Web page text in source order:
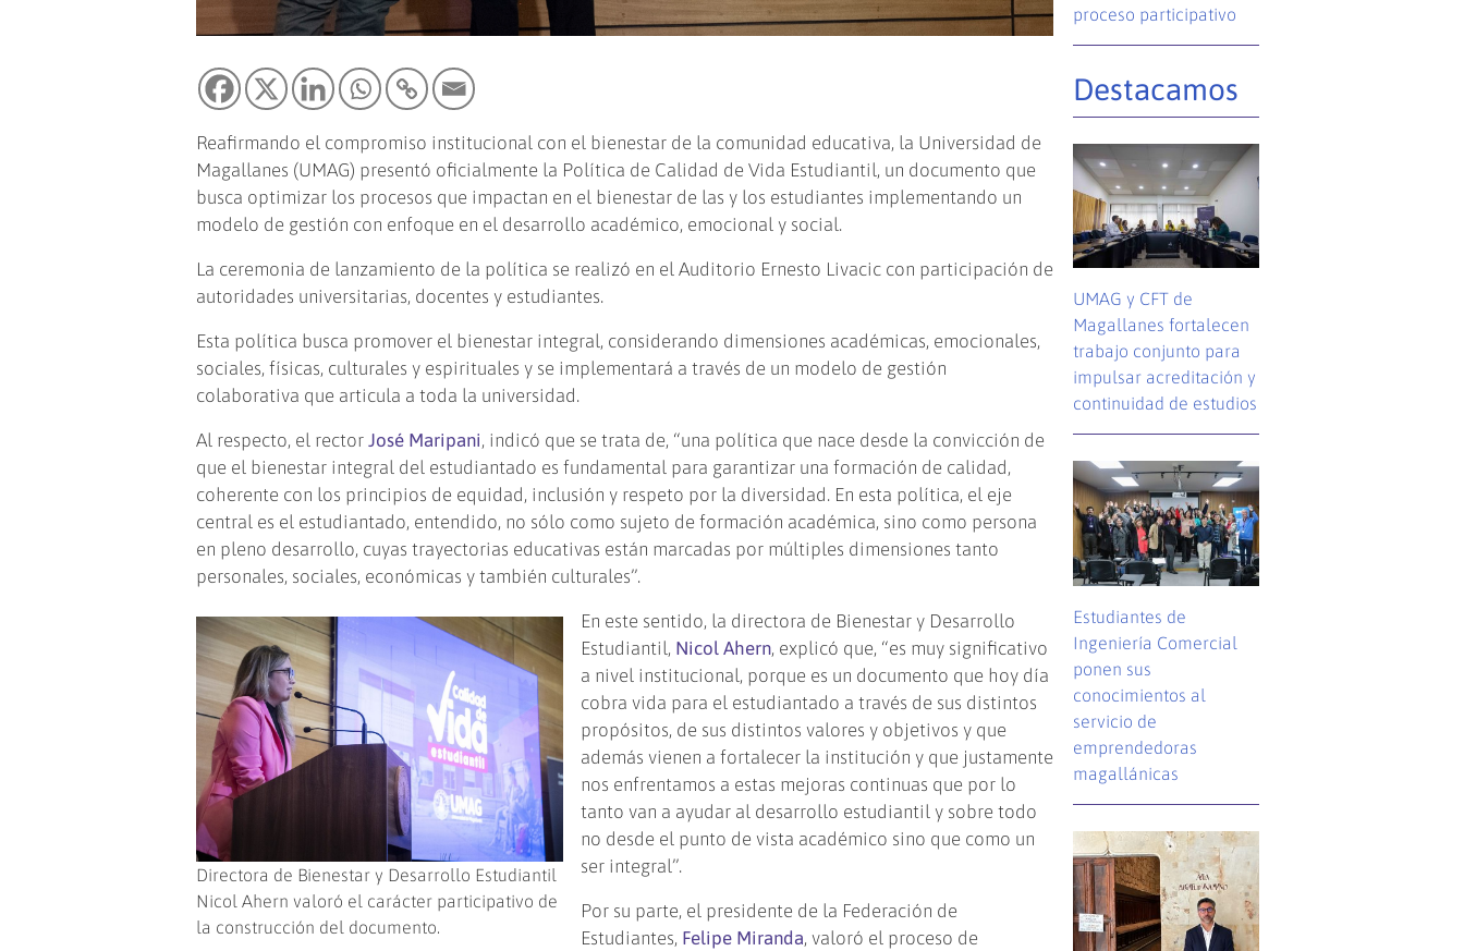
Reafirmando el compromiso institucional con el bienestar de la comunidad educativa, la Universidad de
Magallanes (UMAG) presentó oficialmente la Política de Calidad de Vida Estudiantil, un documento que
busca optimizar los procesos que impactan en el bienestar de las y los estudiantes implementando un
modelo de gestión con enfoque en el desarrollo académico, emocional y social.
La ceremonia de lanzamiento de la política se realizó en el Auditorio Ernesto Livacic con participación de
autoridades universitarias, docentes y estudiantes.
Esta política busca promover el bienestar integral, considerando dimensiones académicas, emocionales,
sociales, físicas, culturales y espirituales y se implementará a través de un modelo de gestión
colaborativa que articula a toda la universidad.
Al respecto, el rectorJosé Maripani, indicó que se trata de, “una política que nace desde la convicción de
que el bienestar integral del estudiantado es fundamental para garantizar una formación de calidad,
coherente con los principios de equidad, inclusión y respeto por la diversidad. En esta política, el eje
central es el estudiantado, entendido, no sólo como sujeto de formación académica, sino como persona
en pleno desarrollo, cuyas trayectorias educativas están marcadas por múltiples dimensiones tanto
personales, sociales, económicas y también culturales”.
Directora de Bienestar y Desarrollo Estudiantil
Nicol Ahern valoró el carácter participativo de
la construcción del documento.
En este sentido, la directora de Bienestar y Desarrollo
Estudiantil, Nicol Ahern, explicó que, “es muy significativo
a nivel institucional, porque es un documento que hoy día
cobra vida para el estudiantado a través de sus distintos
propósitos, de sus distintos valores y objetivos y que
además vienen a fortalecer la institución y que justamente
nos enfrentamos a estas mejoras continuas que por lo
tanto van a ayudar al desarrollo estudiantil y sobre todo
no desde el punto de vista académico sino que como un
ser integral”.
Por su parte, el presidente de la Federación de
Estudiantes, Felipe Miranda, valoró el proceso de
proceso participativo
Destacamos
UMAG y CFT de
Magallanes fortalecen
trabajo conjunto para
impulsar acreditación y
continuidad de estudios
Estudiantes de
Ingeniería Comercial
ponen sus
conocimientos al
servicio de
emprendedoras
magallánicas